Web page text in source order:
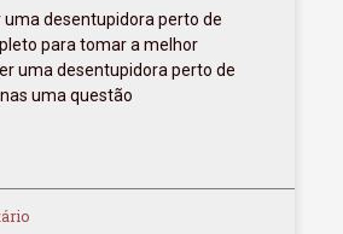
uma desentupidora perto de
para tomar a melhor
uma desentupidora perto de
uma questão